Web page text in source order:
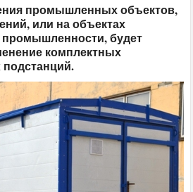
промышленных объектов,
или на объектах
будет
комплектных